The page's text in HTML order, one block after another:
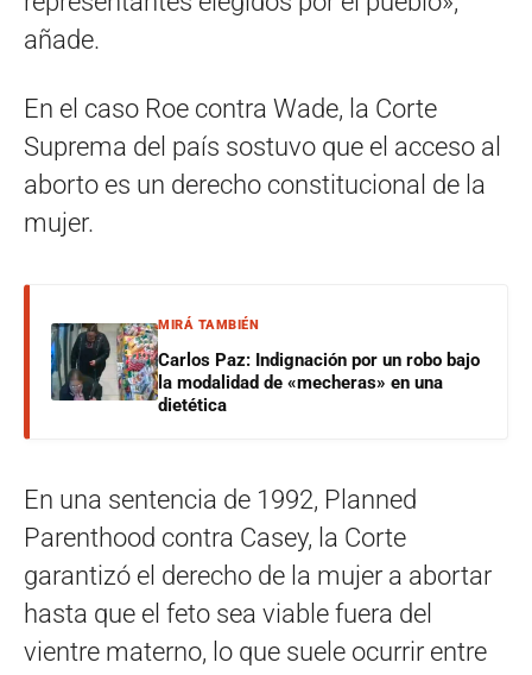
añade.
En el caso Roe contra Wade, la Corte
Suprema del país sostuvo que el acceso al
aborto es un derecho constitucional de la
mujer.
MIRÁ TAMBIÉN
Carlos Paz: Indignación por un robo bajo
la modalidad de «mecheras» en una
dietética
En una sentencia de 1992, Planned
Parenthood contra Casey, la Corte
garantizó el derecho de la mujer a abortar
hasta que el feto sea viable fuera del
vientre materno, lo que suele ocurrir entre